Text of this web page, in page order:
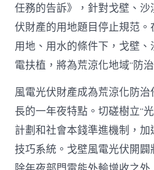
任務的告訴》，針對戈壁、
伏財產的用地題目停止規范
用地、用水的條件下，戈壁
電扶植，將為荒涼化地域“防
風電光伏財產成為荒涼化防
長的一年夜特點。切磋樹立“
計劃和社會本錢準進機制，
技巧系統。戈壁風電光伏開闢